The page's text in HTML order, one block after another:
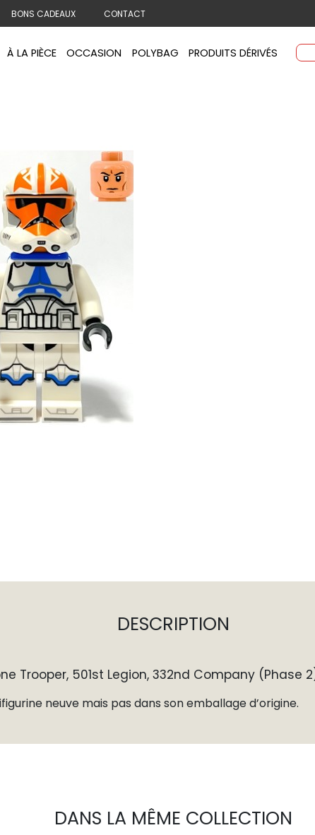
BONS CADEAUX CONTACT
À LA PIÈCE OCCASION POLYBAG PRODUITS DÉRIVÉS
DESCRIPTION
Trooper, 501st Legion, 332nd Company (Phase
neuve mais pas dans son emballage d’origine.
DANS LA MÊME COLLECTION